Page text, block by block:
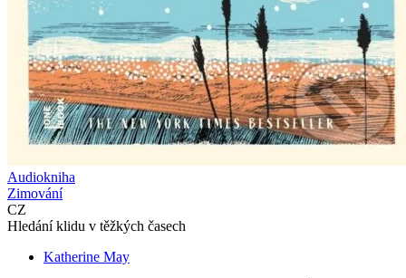
Audiokniha
Zimování
CZ
Hledání klidu v těžkých časech
Katherine May